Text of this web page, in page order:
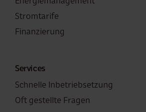
Stromtarife
Finanzierung
Services
Schnelle Inbetriebsetzung
Oft gestellte Fragen